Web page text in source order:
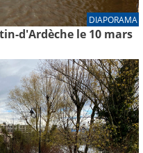
DIAPORAMA
d'Ardèche le 10 mars